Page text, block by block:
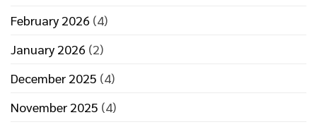
February 2026 (4)
January 2026 (2)
December 2025 (4)
November 2025 (4)